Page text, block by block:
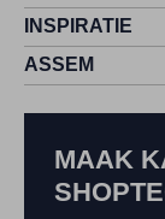
INSPIRATIE
ASSEM
MAAK